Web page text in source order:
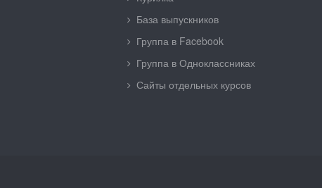
База выпускников
Группа в Facebook
Группа в Одноклассниках
Сайты отдельных курсов